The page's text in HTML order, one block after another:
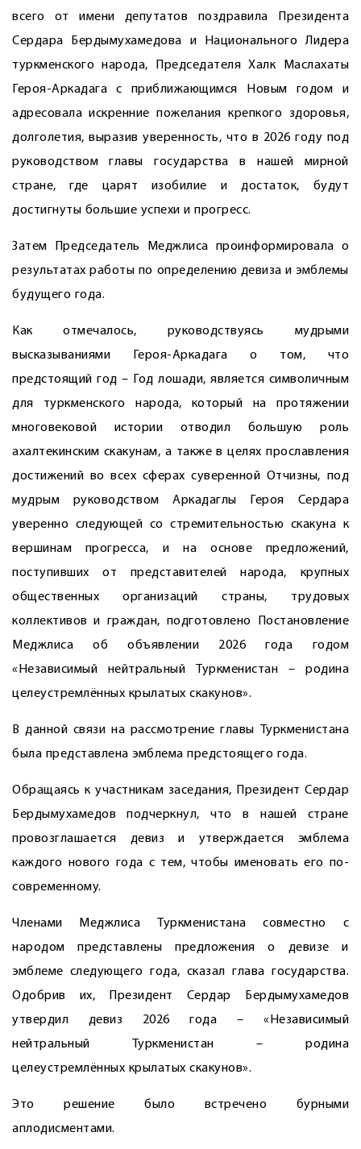
всего от имени депутатов поздравила Президента
Сердара Бердымухамедова и Нацио­нального Лидера
туркменского народа, Председателя Халк Маслахаты
Героя-­Аркадага с приближающимся Новым годом и
адресовала искренние пожелания крепкого здоровья,
долголетия, выразив уверенность, что в 2026 году под
руководством главы государства в нашей мирной
стране, где царят изобилие и достаток, будут
достигнуты большие успехи и прогресс.
Затем Председатель Меджлиса проинформировала о
результатах работы по определению девиза и эмблемы
будущего года.
Как отмечалось, руководствуясь мудрыми
высказываниями Героя-Аркадага о том, что
предстоящий год – Год лошади, является символичным
для туркменского народа, который на протяжении
многовековой истории отводил большую роль
ахалтекинским скакунам, а также в целях прославления
достижений во всех сферах суверенной Отчизны, под
мудрым руководством Аркадаглы Героя Сердара
уверенно следующей со стремительностью скакуна к
вершинам прогресса, и на основе предложений,
поступивших от представителей народа, крупных
общественных организаций страны, трудовых
коллективов и граждан, подготовлено Постановление
Меджлиса об объявлении 2026 года годом
«Независимый нейтральный Туркменистан – родина
целеустремлённых крылатых скакунов».
В данной связи на рассмотрение главы Туркменистана
была представлена эмблема предстоящего года.
Обращаясь к участникам заседания, Президент Сердар
Бердымухамедов подчеркнул, что в нашей стране
провозглашается девиз и утверждается эмблема
каждого нового года с тем, чтобы именовать его по-
современному.
Членами Меджлиса Туркменистана совместно с
народом представлены предложения о девизе и
эмблеме следующего года, сказал глава государства.
Одобрив их, Президент Сердар Бердымухамедов
утвердил девиз 2026 года – «Независимый
нейтральный Туркменистан – родина
целеустремлённых крылатых скакунов».
Это решение было встречено бурными
аплодисментами.